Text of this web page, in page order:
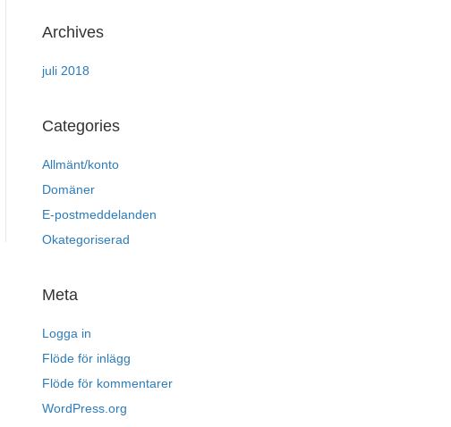
Archives
juli 2018
Categories
Allmänt/konto
Domäner
E-postmeddelanden
Okategoriserad
Meta
Logga in
Flöde för inlägg
Flöde för kommentarer
WordPress.org